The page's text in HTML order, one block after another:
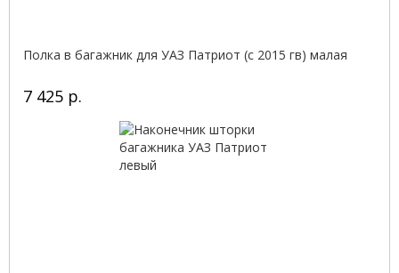
Полка в багажник для УАЗ Патриот (с 2015 гв) малая
7 425 р.